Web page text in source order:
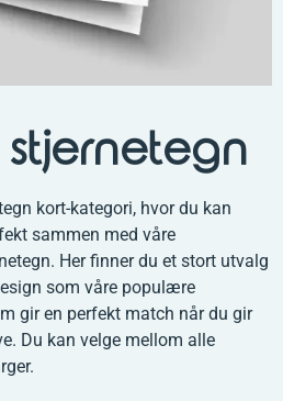
stjernetegn
kort-kategori, hvor du kan
sammen med våre
Her finner du et stort utvalg
som våre populære
gir en perfekt match når du gir
Du kan velge mellom alle